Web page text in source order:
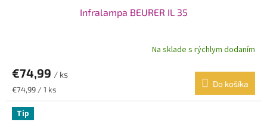
Infralampa BEURER IL 35
Na sklade s rýchlym dodaním
€74,99 / ks
Jednotková
cena:
€74,99 / 1 ks
Do košíka
Tip